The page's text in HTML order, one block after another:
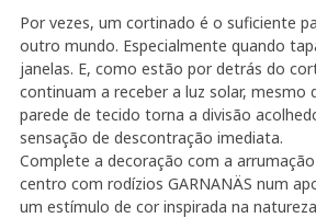
Por vezes, um cortinado é o suficiente
outro mundo. Especialmente quando
janelas. E, como estão por detrás do
continuam a receber a luz solar, mesmo
parede de tecido torna a divisão
sensação de descontração imediata.
Complete a decoração com a
centro com rodízios GARNANÄS num
um estímulo de cor inspirada na